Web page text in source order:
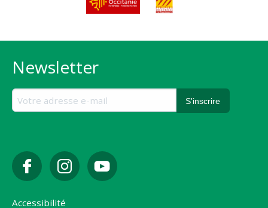
Newsletter
Accessibilité